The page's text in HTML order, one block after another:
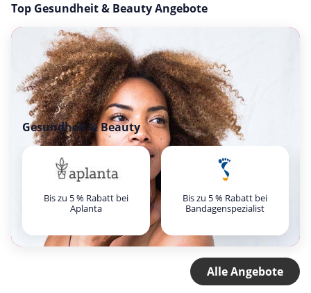
Top Gesundheit & Beauty Angebote
Gesundheit & Beauty
Bis zu 5 % Rabatt bei
Aplanta
Bis zu 5 % Rabatt bei
Bandagenspezialist
Alle Angebote